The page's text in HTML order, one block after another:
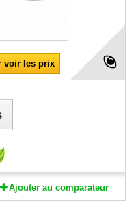
voir les prix
Ajouter au comparateur